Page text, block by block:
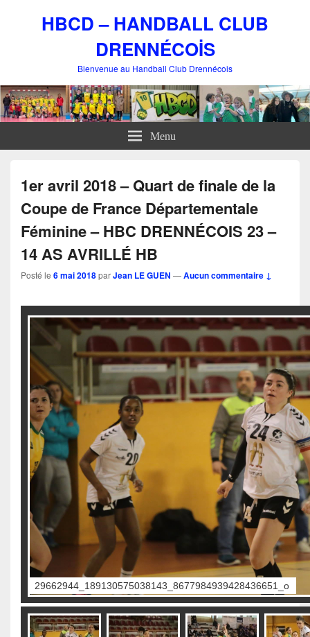
HBCD – HANDBALL CLUB
DRENNÉCOİS
Bienvenue au Handball Club Drennécois
Menu
1er avril 2018 – Quart de finale de la
Coupe de France Départementale
Féminine – HBC DRENNÉCOIS 23 –
14 AS AVRILLÉ HB
Posté le 6 mai 2018parJean LE GUEN —Aucun commentaire ↓